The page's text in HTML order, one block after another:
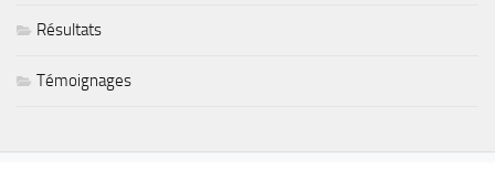
Résultats
Témoignages